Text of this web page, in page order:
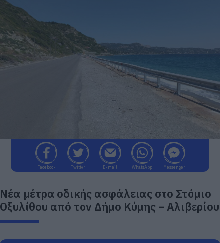
Facebook Twitter E-mail WhatsApp Messenger
Νέα μέτρα οδικής ασφάλειας στο Στόμιο
Οξυλίθου από τον Δήμο Κύμης – Αλιβερίου